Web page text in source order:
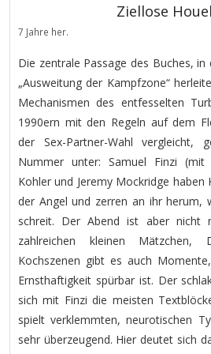
Ziellose
7 Jahre her.
Die zentrale Passage des Buches,
„Ausweitung der Kampfzone“
Mechanismen des entfesselten
1990ern mit den Regeln auf dem
der Sex-Partner-Wahl vergleicht,
Nummer unter: Samuel Finzi
Kohler und Jeremy Mockridge haben
der Angel und zerren an ihr herum,
schreit. Der Abend ist aber nicht
zahlreichen kleinen Mätzchen,
Kochszenen gibt es auch
Ernsthaftigkeit spürbar ist. Der
sich mit Finzi die meisten
spielt verklemmten, neurotischen
sehr überzeugend. Hier deutet sich